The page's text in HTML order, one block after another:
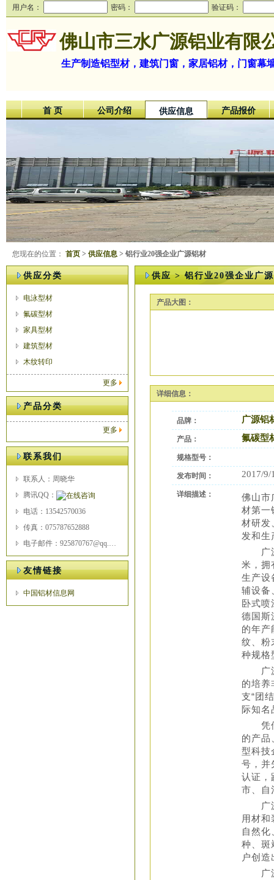
用户名： 密码： 验证码：
佛山市三水广源铝业有限
生产制造铝型材，建筑门窗，家居铝材，门窗幕
首 页 公司介绍 供应信息 产品报价
您现在的位置： 首页 > 供应信息 > 铝行业20强企业广源铝材
供应分类
电泳型材
氟碳型材
家具型材
建筑型材
木纹转印
更多
产品分类
更多
联系我们
联系人：周晓华
腾讯QQ：
电话：13542570036
传真：075787652888
电子邮件：925870767@qq.com
友情链接
中国铝材信息网
供应 > 铝行业20强企业广
产品大图：
详细信息：
品牌： 广源铝
产品： 氟碳型
规格型号：
发布时间： 2017/9/
详细描述：
佛山市
材第
材研发
发和生
广源
米，拥
生产设
辅设备
卧式喷
德国斯
的年产
纹、粉
种规格
广源
的培养
支“团
际知名
凭借
的产品
型科技
号，并
认证，
市、自
广源
用材
自然化
种、斑
户创
广源